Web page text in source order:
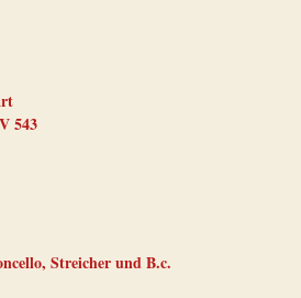
543
Streicher und B.c.